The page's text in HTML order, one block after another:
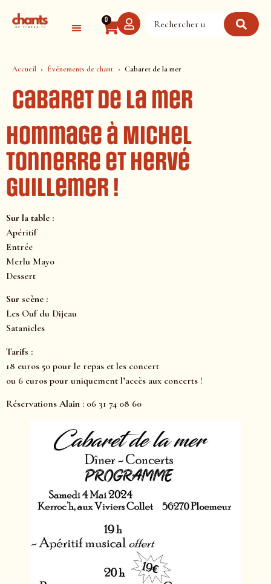
0
Accueil Événements de chant Cabaret de la mer
Cabaret de la mer
Hommage à Michel
Tonnerre et Hervé
Guillemer !
Sur la table :
Apéritif
Entrée
Merlu Mayo
Dessert
Sur scène :
Les Ouf du Dijeau
Satanicles
Tarifs :
18 euros 50 pour le repas et les concert
ou 6 euros pour uniquement l’accès aux concerts !
Réservations Alain : 06 31 74 08 60